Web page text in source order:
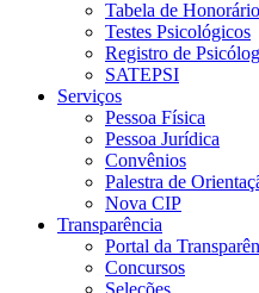
Tabela de
Testes Psicológicos
Registro de
SATEPSI
Serviços
Pessoa Física
Pessoa Jurídica
Convênios
Palestra de
Nova CIP
Transparência
Portal da
Concursos